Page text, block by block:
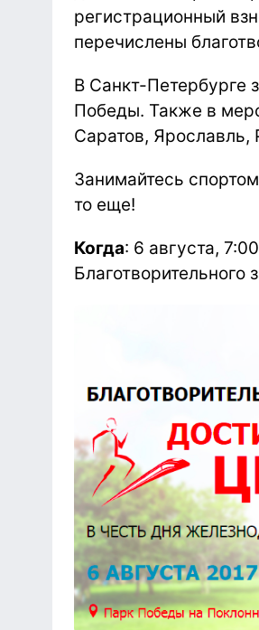
регистрационный
перечислены
В Санкт-Петербурге
Победы. Также в
Саратов, Ярославль,
Занимайтесь
то еще!
Когда: 6 августа,
Благотворительного